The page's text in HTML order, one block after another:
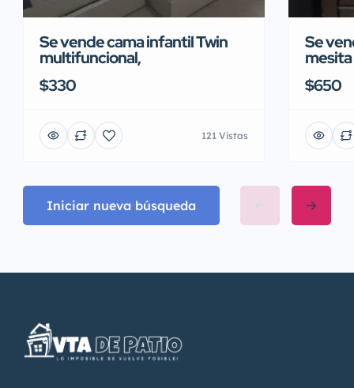
Se vende cama infantil Twin
multifuncional,
$330
121 Vistas
Se
mesita
$650
Iniciar nueva búsqueda